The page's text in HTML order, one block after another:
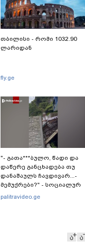
თბილისი - რომი 1032.90
ლარიდან
fly.ge
"- გათა***ბულო, წადი და
დაწერე განცხადება თუ
დანაშაულს ჩავდივარ...-
მემუქრები?" - სოციალურ
ქსელში სკანდალური
palitravideo.ge
ა ა